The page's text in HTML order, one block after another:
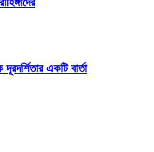
একটি বার্তা